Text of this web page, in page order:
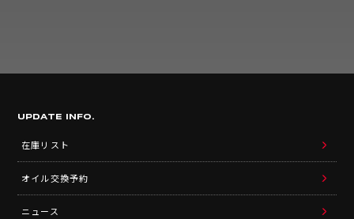
UPDATE INFO.
在庫リスト
オイル交換予約
ニュース